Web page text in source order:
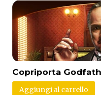
Copriporta
Aggiungi al carrello